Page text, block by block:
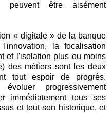
peuvent être aisément
« digitale » de la banque
la focalisation
et l'isolation plus ou moins
des métiers sont les deux
tout espoir de progrès.
progressivement
immédiatement tous ses
et tout son historique, et